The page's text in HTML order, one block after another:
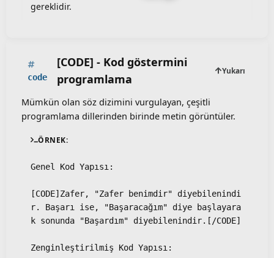
gereklidir.
code
[CODE] - Kod göstermini
programlama
Yukarı
Mümkün olan söz dizimini vurgulayan, çeşitli
programlama dillerinden birinde metin görüntüler.
ÖRNEK:
Genel Kod Yapısı:
[CODE]Zafer, "Zafer benimdir" diyebilenindi
r. Başarı ise, "Başaracağım" diye başlayara
k sonunda "Başardım" diyebilenindir.[/CODE]
Zenginleştirilmiş Kod Yapısı: